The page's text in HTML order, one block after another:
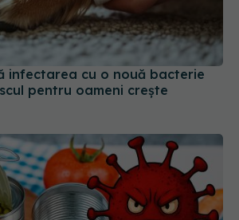
infectarea cu o nouă bacterie
pentru oameni crește